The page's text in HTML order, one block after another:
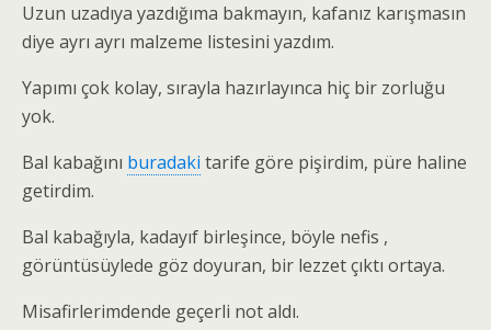
Uzun uzadıya yazdığıma bakmayın, kafanız karışmasın
diye ayrı ayrı malzeme listesini yazdım.
Yapımı çok kolay, sırayla hazırlayınca hiç bir zorluğu
yok.
Bal kabağını buradaki tarife göre pişirdim, püre haline
getirdim.
Bal kabağıyla, kadayıf birleşince, böyle nefis ,
görüntüsüylede göz doyuran, bir lezzet çıktı ortaya.
Misafirlerimdende geçerli not aldı.